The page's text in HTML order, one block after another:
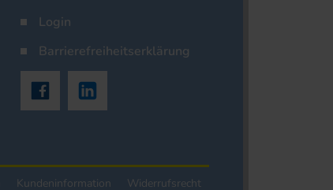
Login
Barrierefreiheitserklärung
Kundeninformation Widerrufsrecht